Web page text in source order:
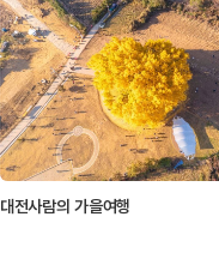
대전사람의 가을여행